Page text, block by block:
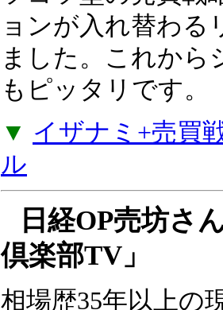
システムトレード
ナミ と相性のよい
な売買戦略4つの
ルズから値動きが
戦略やコツコツ型
でポジションが入
が加わりました
たい方にもピッタ
▼ イザナミ+売買